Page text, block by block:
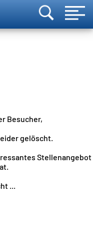
Besucher,
gelöscht.
Stellenangebot
...